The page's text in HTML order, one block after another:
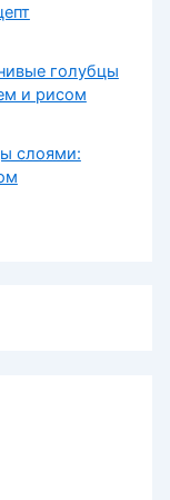
голубцы
и рисом
слоями: